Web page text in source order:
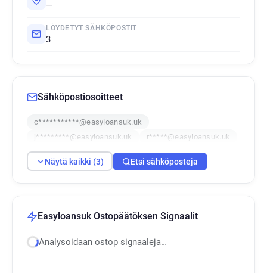
—
LÖYDETYT SÄHKÖPOSTIT
3
Sähköpostiosoitteet
c***********@easyloansuk.uk
j*********@easyloansuk.uk
r*****@easyloansuk.uk
Näytä kaikki (3) Etsi sähköposteja
Easyloansuk Ostopäätöksen Signaalit
Analysoidaan ostop signaaleja…